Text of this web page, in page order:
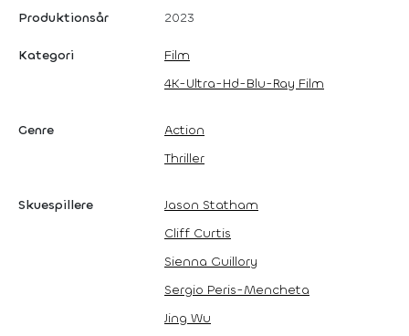
Produktionsår 2023
Kategori
Film
4K-Ultra-Hd-Blu-Ray Film
Genre
Action
Thriller
Skuespillere
Jason Statham
Cliff Curtis
Sienna Guillory
Sergio Peris-Mencheta
Jing Wu